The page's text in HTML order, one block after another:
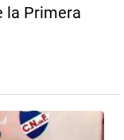
la Primera